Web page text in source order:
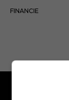
FINANCIE